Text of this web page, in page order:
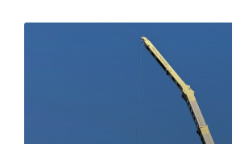
Mehr